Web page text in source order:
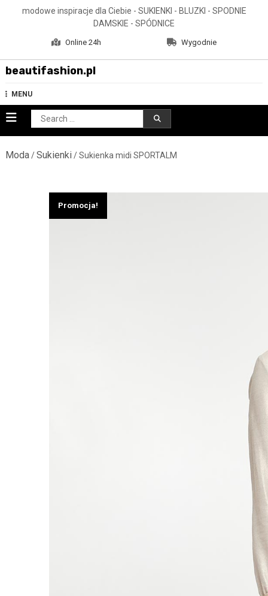
modowe inspiracje dla Ciebie - SUKIENKI - BLUZKI - SPODNIE
DAMSKIE - SPÓDNICE
Online 24h Wygodnie
beautifashion.pl
MENU
Search
for:
Moda/Sukienki/ Sukienka midi SPORTALM
Promocja!